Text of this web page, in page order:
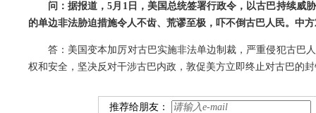
问：据报道，5月1日，美国总统签署行政令，以古巴持续威
的单边非法胁迫措施令人不齿、荒谬至极，吓不倒古巴人民。中
答：美国变本加厉对古巴实施非法单边制裁，严重侵犯古巴
权和安全，坚决反对干涉古巴内政，敦促美方立即终止对古巴的
推荐给朋友：